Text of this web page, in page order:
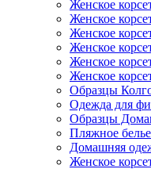
Женское
Женское
Женское
Женское
Женское
Женское
Образцы
Одежда для
Образцы
Пляжное
Домашняя
Женское